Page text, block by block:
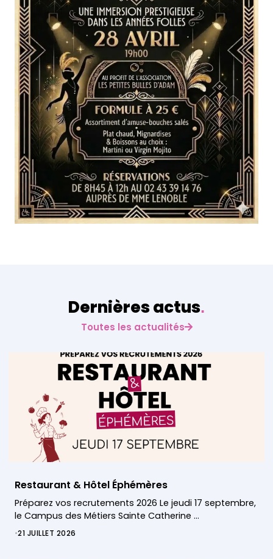
Dernières actus.
Toutes les actualités
Restaurant & Hôtel Éphémères
Préparez vos recrutements 2026 Le jeudi 17 septembre,
le Campus des Métiers Sainte Catherine …
•21 JUILLET 2026